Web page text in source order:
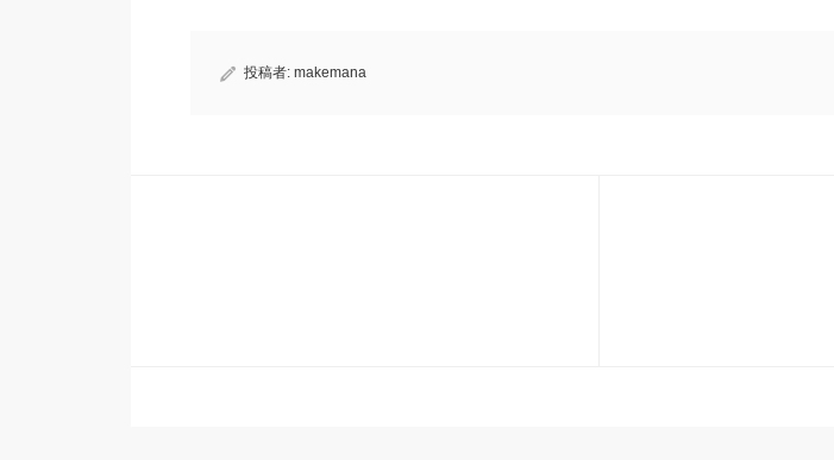
投稿者: makemana